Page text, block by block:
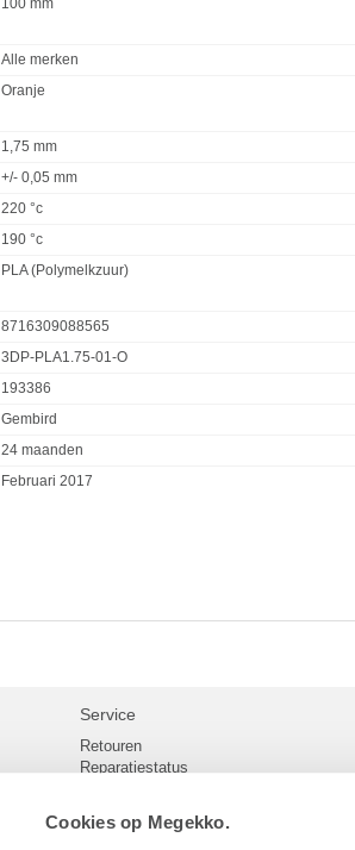
Cookies op Megekko.
100 mm
Alle merken
Oranje
1,75 mm
+/- 0,05 mm
220 °c
190 °c
PLA (Polymelkzuur)
8716309088565
3DP-PLA1.75-01-O
193386
Gembird
24 maanden
Februari 2017
Service
Retouren
Reparatiestatus
Herroepingsrecht